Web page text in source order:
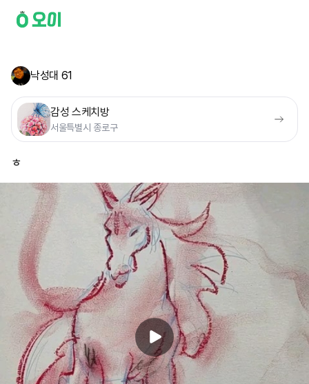
낙성대 61
감성 스케치방
서울특별시 종로구
ㅎ